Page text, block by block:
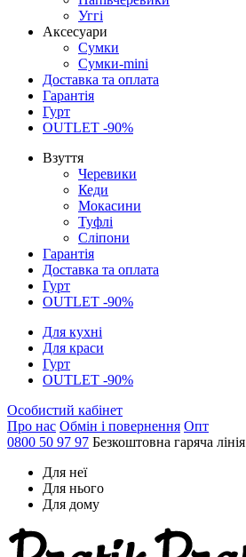
Уггі
Аксесуари
Сумки
Сумки-mini
Доставка та оплата
Гарантія
Гурт
OUTLET -90%
Взуття
Черевики
Кеди
Мокасини
Туфлі
Сліпони
Гарантія
Доставка та оплата
Гурт
OUTLET -90%
Для кухні
Для краси
Гурт
OUTLET -90%
Особистий кабінет
Про нас Обмін і повернення Опт
0800 50 97 97 Безкоштовна гаряча лінія
Для неї
Для нього
Для дому